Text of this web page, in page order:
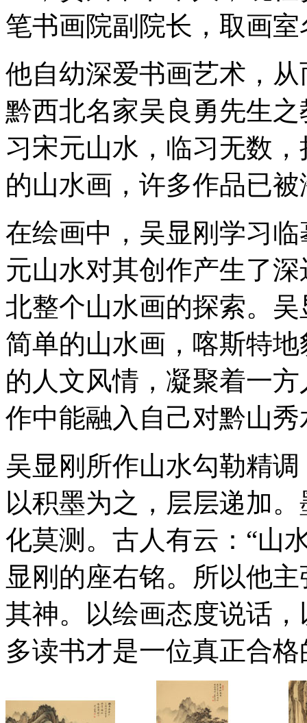
笔书画院副院长，取画
他自幼深爱书画艺术，
黔西北名家吴良勇先生
习宋元山水，临习无数
的山水画，许多作品已
在绘画中，吴显刚学习
元山水对其创作产生了
北整个山水画的探索。
简单的山水画，喀斯特
的人文风情，凝聚着一
作中能融入自己对黔山
吴显刚所作山水勾勒精
以积墨为之，层层递加
化莫测。古人有云：“山
显刚的座右铭。所以他
其神。以绘画态度说话
多读书才是一位真正合格